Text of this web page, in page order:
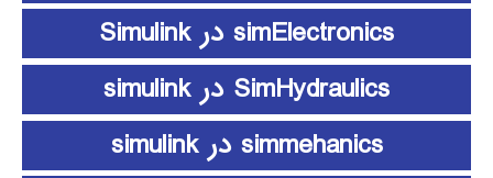
simElectronics در Simulink
SimHydraulics در simulink
simmehanics در simulink